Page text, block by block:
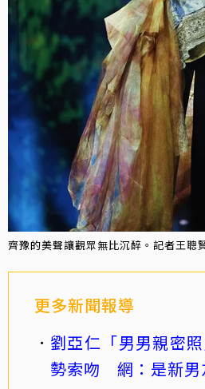
齊豫的美聲讓觀眾無比沉醉。記者王聰
更多新聞報導
劉亞仁「男男親密
勢索吻 網：是新男